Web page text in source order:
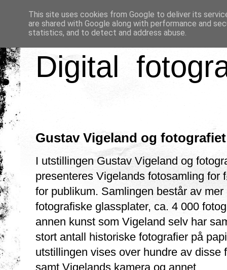
Digital
Gustav Vigeland og fotografiet
I utstillingen Gustav Vigeland og
presenteres Vigelands fotosamling for
for publikum. Samlingen består av mer
fotografiske glassplater, ca. 4 000
annen kunst som Vigeland selv har
stort antall historiske fotografier på
utstillingen vises over hundre av disse
samt Vigelands kamera og annet
This site uses cookies from Google to deliver its
are shared with Google along with performance and
statistics, and to detect and address abuse.